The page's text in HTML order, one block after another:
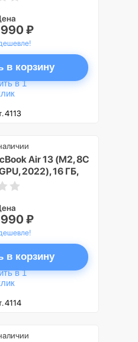
₽
в корзину
в 1
4113
Air 13 (M2, 8C
2022), 16 ГБ,
Полуночный
₽
в корзину
в 1
4114